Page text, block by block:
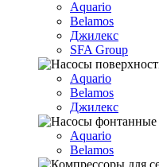
Aquario
Belamos
Джилекс
SFA Group
Aquario
Belamos
Джилекс
Aquario
Belamos